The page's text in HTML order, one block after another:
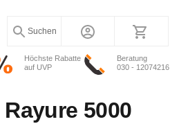
Höchste Rabatte
auf UVP
Beratung
030 - 12074216
Suchen
Rayure 5000